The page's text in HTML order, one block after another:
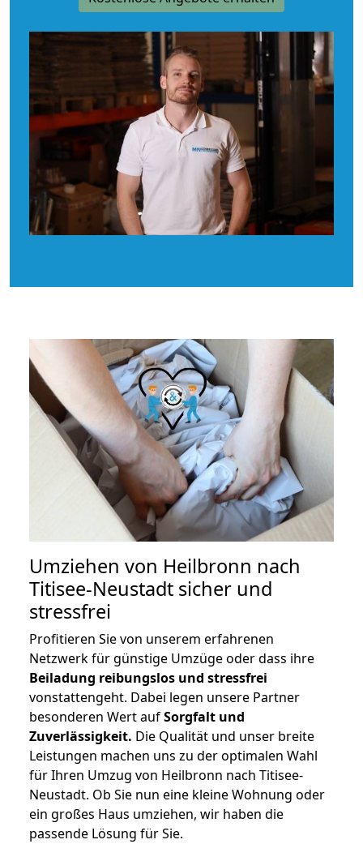
Umziehen von Heilbronn nach
Titisee-Neustadt sicher und
stressfrei
Profitieren Sie von unserem erfahrenen
Netzwerk für günstige Umzüge oder dass ihre
Beiladung reibungslos und stressfrei
vonstattengeht. Dabei legen unsere Partner
besonderen Wert aufSorgfalt und
Zuverlässigkeit. Die Qualität und unser breite
Leistungen machen uns zu der optimalen Wahl
für Ihren Umzug von Heilbronn nach Titisee-
Neustadt. Ob Sie nun eine kleine Wohnung oder
ein großes Haus umziehen, wir haben die
passende Lösung für Sie.